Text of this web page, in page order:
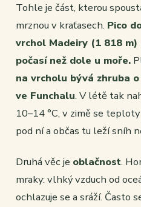
Tohle je část, kterou
mrznou v kraťasech. Pico
vrchol Madeiry (1 818
počasí než dole u moře.
na vrcholu bývá zhruba o
ve Funchalu. V létě tak
10–14 °C, v zimě se
pod ní a občas tu leží sníh
Druhá věc je oblačnost.
mraky: vlhký vzduch od
ochlazuje se a sráží. Často